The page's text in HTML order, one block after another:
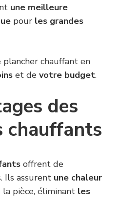
une meilleure
pour les grandes
plancher chauffant en
et de votre budget.
des
chauffants
offrent de
Ils assurent une chaleur
pièce, éliminant les